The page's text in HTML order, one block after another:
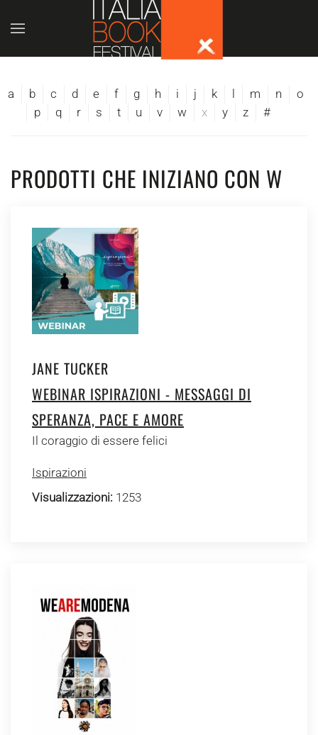
Skip to main content
a b c d e f g h i j k m n
o
p
q r s t u v w x y z #
PRODOTTI CHE INIZIANO CON W
JANE TUCKER
WEBINAR ISPIRAZIONI - MESSAGGI DI
SPERANZA, PACE E AMORE
Il coraggio di essere felici
Ispirazioni
Visualizzazioni: 1253